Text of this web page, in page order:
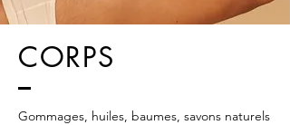
CORPS
Gommages, huiles, baumes, savons naturels